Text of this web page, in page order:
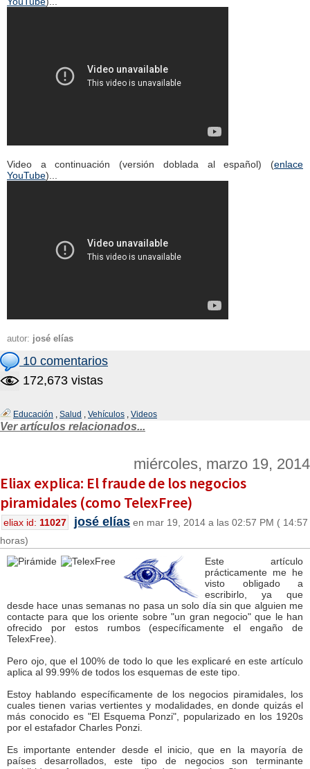
Video a continuación (versión doblada al español) (enlace
YouTube)...
autor: josé elías
10 comentarios
172,673 vistas
Educación , Salud , Vehículos , Videos
Ver artículos relacionados...
miércoles, marzo 19, 2014
Eliax explica: El fraude de los negocios
piramidales (como TelexFree)
eliax id: 11027 josé elías en mar 19, 2014 a las 02:57 PM ( 14:57
horas)
Este artículo
prácticamente me he
visto obligado a
escribirlo, ya que
desde hace unas semanas no pasa un solo día sin que alguien me
contacte para que los oriente sobre "un gran negocio" que le han
ofrecido por estos rumbos (específicamente el engaño de
TelexFree).
Pero ojo, que el 100% de todo lo que les explicaré en este artículo
aplica al 99.99% de todos los esquemas de este tipo.
Estoy hablando específicamente de los negocios piramidales, los
cuales tienen varias vertientes y modalidades, en donde quizás el
más conocido es "El Esquema Ponzi", popularizado en los 1920s
por el estafador Charles Ponzi.
Es importante entender desde el inicio, que en la mayoría de
países desarrollados, este tipo de negocios son terminante